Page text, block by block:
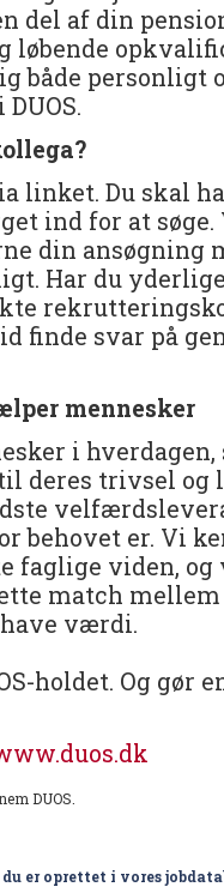
del af din
både personligt
linket. Du skal
ind for at
din ansøgning
Har du
finde svar på
mennesker
i
deres trivsel og
behovet er. Vi
faglige viden, og
match mellem
værdi.
holdet. Og gør
DUOS.
er oprettet i vores